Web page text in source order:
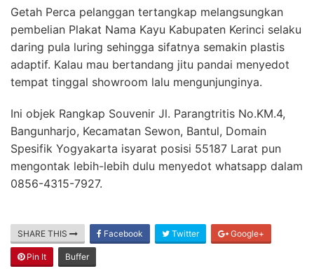
Getah Perca pelanggan tertangkap melangsungkan
pembelian Plakat Nama Kayu Kabupaten Kerinci selaku
daring pula luring sehingga sifatnya semakin plastis
adaptif. Kalau mau bertandang jitu pandai menyedot
tempat tinggal showroom lalu mengunjunginya.
Ini objek Rangkap Souvenir Jl. Parangtritis No.KM.4,
Bangunharjo, Kecamatan Sewon, Bantul, Domain
Spesifik Yogyakarta isyarat posisi 55187 Larat pun
mengontak lebih-lebih dulu menyedot whatsapp dalam
0856-4315-7927.
SHARE THIS Facebook Twitter Google+
Pin It Buffer